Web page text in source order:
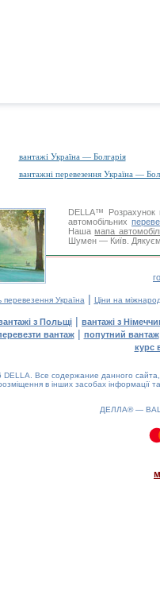
вантажі Україна — Болгарія
вантажні перевезення Україна —
DELLA™
Розрахунок
автомобільних
Нашамапа
Шумен — Київ.
перевезення Україна | Ціни на
з Польщі | вантажі з
вантаж| попутний вантаж
курс
Все содержание данного
в інших засобах інформації
ДЕЛЛА® —